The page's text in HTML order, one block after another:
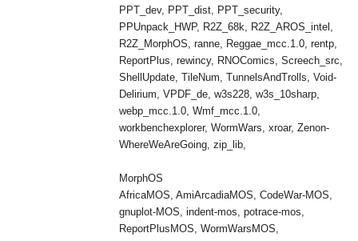
PPT_dev, PPT_dist, PPT_security,
PPUnpack_HWP, R2Z_68k, R2Z_AROS_intel,
R2Z_MorphOS, ranne, Reggae_mcc.1.0, rentp,
ReportPlus, rewincy, RNOComics, Screech_src,
ShellUpdate, TileNum, TunnelsAndTrolls, Void-
Delirium, VPDF_de, w3s228, w3s_10sharp,
webp_mcc.1.0, Wmf_mcc.1.0,
workbenchexplorer, WormWars, xroar, Zenon-
WhereWeAreGoing, zip_lib,
MorphOS
AfricaMOS, AmiArcadiaMOS, CodeWar-MOS,
gnuplot-MOS, indent-mos, potrace-mos,
ReportPlusMOS, WormWarsMOS,